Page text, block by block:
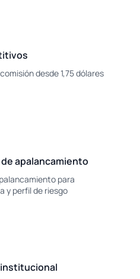
desde 1,75 dólares
apalancamiento
para
y perfil de riesgo